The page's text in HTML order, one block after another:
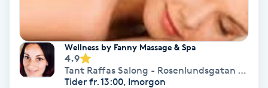
Fransförlängning
Fransförlängning Megavolym
Wellness by Fanny Massage & Spa
4.9
Tant Raffas Salong - Rosenlundsgatan 12
Tider fr. 13:00, Imorgon